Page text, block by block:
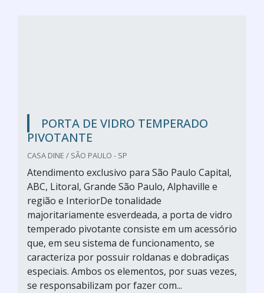
PORTA DE VIDRO TEMPERADO
PIVOTANTE
CASA DINE / SÃO PAULO - SP
Atendimento exclusivo para São Paulo Capital,
ABC, Litoral, Grande São Paulo, Alphaville e
região e InteriorDe tonalidade
majoritariamente esverdeada, a porta de vidro
temperado pivotante consiste em um acessório
que, em seu sistema de funcionamento, se
caracteriza por possuir roldanas e dobradiças
especiais. Ambos os elementos, por suas vezes,
se responsabilizam por fazer com...